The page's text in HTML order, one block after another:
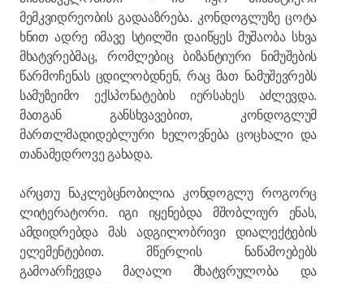
მემკვიდრეობის გადააზრება. კონდოგლუზე ცოტა
ხნით ადრე იმავე სტილში დაიწყეს მუშაობა სხვა
მხატვრებმაც, რომლებიც ბიზანტიური ნიმუშების
წარმოჩენას ცდილობდნენ, რაც მათ ნამუშევრებს
სამუზეიმო ექსპონატების იერსახეს აძლევდა.
მათგან განსხვავებით, კონდოგლუმ
მართლმადიდებლური ხელოვნება ცოცხალი და
თანამედროვე გახადა.
არცთუ ნაკლებცნობილია კონდოგლუ როგორც
ლიტერატორი. იგი იყენებდა მშობლიურ ენას,
ამდიდრებდა მას ადგილობრივი დიალექტების
ელემენტებით. მწერლის ნაწამოებებს
გამოარჩევდა მაღალი მხატვრულობა და